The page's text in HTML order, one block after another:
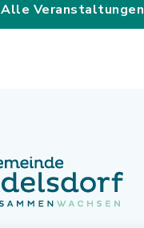
Alle Veranstaltungen